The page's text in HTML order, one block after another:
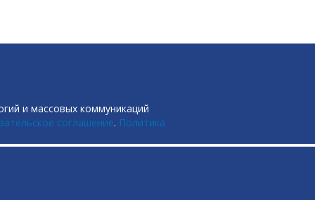
и массовых коммуникаций
соглашение. Политика